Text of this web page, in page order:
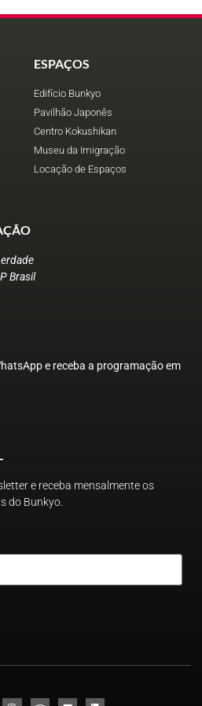
ESPAÇOS
Edifício Bunkyo
Pavilhão Japonês
Centro Kokushikan
Museu da Imigração
Locação de Espaços
Brasil
e receba a programação em
e receba mensalmente os
do Bunkyo.